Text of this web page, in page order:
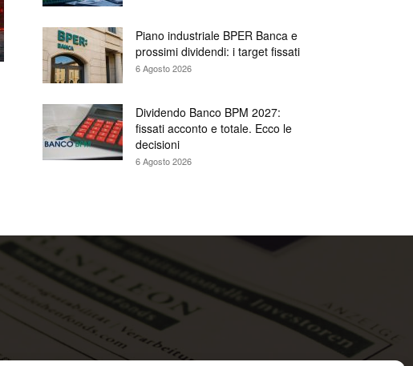
Piano industriale BPER Banca e
prossimi dividendi: i target fissati
6 Agosto 2026
Dividendo Banco BPM 2027:
fissati acconto e totale. Ecco le
decisioni
6 Agosto 2026